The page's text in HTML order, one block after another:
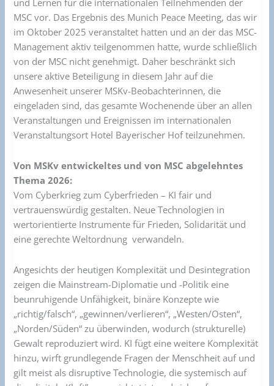
und Lernen für die internationalen Teilnehmenden der
MSC vor. Das Ergebnis des Munich Peace Meeting, das wir
im Oktober 2025 veranstaltet hatten und an der das MSC-
Management aktiv teilgenommen hatte, wurde schließlich
von der MSC nicht genehmigt. Daher beschränkt sich
unsere aktive Beteiligung in diesem Jahr auf die
Anwesenheit unserer MSKv-Beobachterinnen, die
eingeladen sind, das gesamte Wochenende über an allen
Veranstaltungen und Ereignissen im internationalen
Veranstaltungsort Hotel Bayerischer Hof teilzunehmen.
Von MSKv entwickeltes und von MSC abgelehntes
Thema 2026:
Vom Cyberkrieg zum Cyberfrieden – KI fair und
vertrauenswürdig gestalten. Neue Technologien in
wertorientierte Instrumente für Frieden, Solidarität und
eine gerechte Weltordnung verwandeln.
Angesichts der heutigen Komplexität und Desintegration
zeigen die Mainstream-Diplomatie und -Politik eine
beunruhigende Unfähigkeit, binäre Konzepte wie
„richtig/falsch“, „gewinnen/verlieren“, „Westen/Osten“,
„Norden/Süden“ zu überwinden, wodurch (strukturelle)
Gewalt reproduziert wird. KI fügt eine weitere Komplexität
hinzu, wirft grundlegende Fragen der Menschheit auf und
gilt meist als disruptive Technologie, die systemisch auf
Von
der
MSC
abgelehnt.